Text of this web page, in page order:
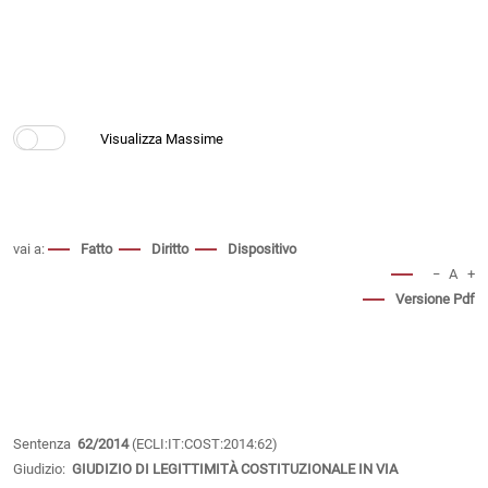
vai a: Fatto Diritto
Dispositivo
− A +
Versione Pdf
Sentenza 62/2014(ECLI:IT:COST:2014:62)
Giudizio: GIUDIZIO DI LEGITTIMITÀ COSTITUZIONALE IN VIA